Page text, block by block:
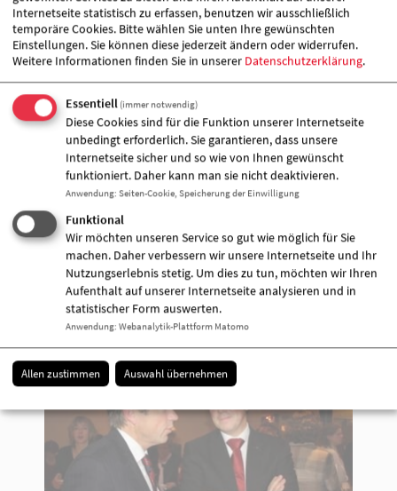
Internetseite statistisch zu erfassen, benutzen wir ausschließlich
temporäre Cookies. Bitte wählen Sie unten Ihre gewünschten
Einstellungen. Sie können diese jederzeit ändern oder widerrufen.
Weitere Informationen finden Sie in unserer Datenschutzerklärung.
Essentiell (immer notwendig)
Diese Cookies sind für die Funktion unserer Internetseite
unbedingt erforderlich. Sie garantieren, dass unsere
Internetseite sicher und so wie von Ihnen gewünscht
funktioniert. Daher kann man sie nicht deaktivieren.
Anwendung: Seiten-Cookie, Speicherung der Einwilligung
Funktional
Wir möchten unseren Service so gut wie möglich für Sie
machen. Daher verbessern wir unsere Internetseite und Ihr
Nutzungserlebnis stetig. Um dies zu tun, möchten wir Ihren
Aufenthalt auf unserer Internetseite analysieren und in
statistischer Form auswerten.
Anwendung: Webanalytik-Plattform Matomo
Allen zustimmen Auswahl übernehmen